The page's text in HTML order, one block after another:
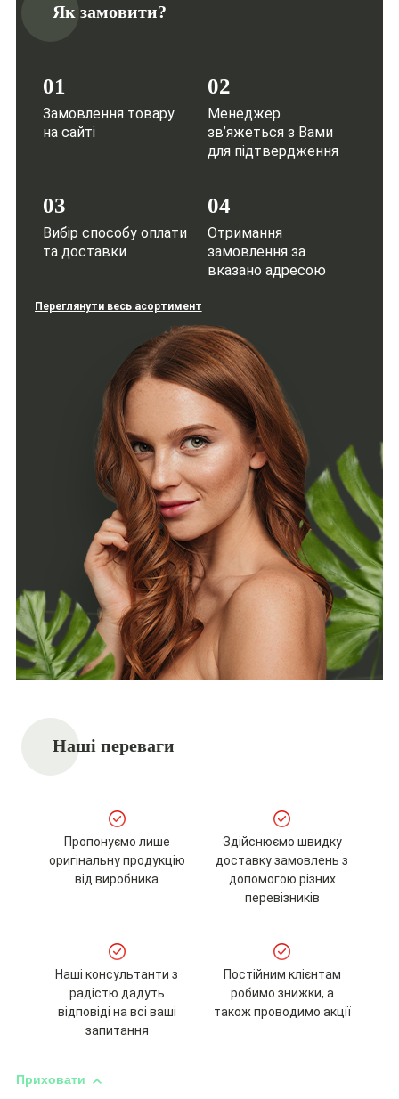
Як замовити?
01
Замовлення товару
на сайті
02
Менеджер
зв’яжеться з Вами
для підтвердження
03
Вибір способу оплати
та доставки
04
Отримання
замовлення за
вказано адресою
Переглянути весь асортимент
Наші переваги
Пропонуємо лише
оригінальну продукцію
від виробника
Здійснюємо швидку
доставку замовлень з
допомогою різних
перевізників
Наші консультанти з
радістю дадуть
відповіді на всі ваші
запитання
Постійним клієнтам
робимо знижки, а
також проводимо акції
Приховати